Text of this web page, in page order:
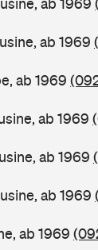
ab 1969
ab 1969
ab 1969
ab 1969
ab 1969
ab 1969
ab 1969